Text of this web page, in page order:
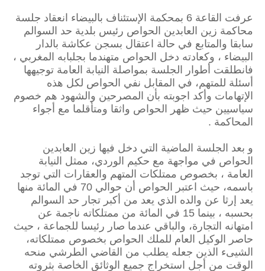
عرفت القاعة 6 بمحكمة الإستئناف بالبيضاء انعقاد جلسة
محاكمة زين العابدين الحواص رئيس بلدية حد السوالم
سابقا والمتابع في حالة اعتقال بسجن عكاشة بالدار
البيضاء ، وكعادته دخل الحواص متهندما بجلبابه المغربي ،
فانطلقت أطوار الجلسة بمواصلة النيابة العامة توجيهها
أسئلة للمتهم، في المقابل نفي الحواص لكل هذه
الإتهامات وأكد اجوبته بأن المصرحين والشهود هم خصوم
سياسيين حيث ظهر الحواص واثقا ومتأقلما مع أجواء
المحاكمة .
و بعد الجلسة الماضية التي دخل فيها زين العابدين
الحواص في مواجهة مع حكيم الوردي، ممثل النيابة
العامة ، بخصوص ممتلكات المتهم والعقارات التي توجد
باسمه، حيث اعتبر الحواص أن حوالي 70 في المائة منها
يعد إرثا عن والده الذي يعد من أكبر تجار حد السوالم
بحسبه ، بينما 15 في المائة من ممتلكاته ناجمة عن
امتهانه التجارة، والباقي عندما صار رئيسا للجماعة ، حيث
حاصر الوكيل العام للملك الحواص بخصوص ممتلكاته،
الشيىء الذين جعله يطلب من القاضي الطرشي منحه
الوقت من أجل استخراج جميع الوثائق الخاصة بثروته